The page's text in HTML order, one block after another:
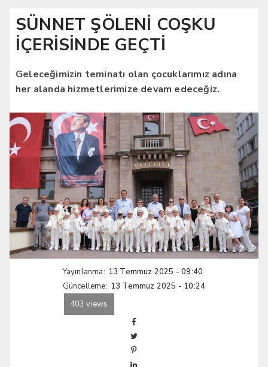
SÜNNET ŞÖLENİ COŞKU
İÇERİSİNDE GEÇTİ
Geleceğimizin teminatı olan çocuklarımız adına
her alanda hizmetlerimize devam edeceğiz.
Yayınlanma: 13 Temmuz 2025 - 09:40
Güncelleme: 13 Temmuz 2025 - 10:24
403 views